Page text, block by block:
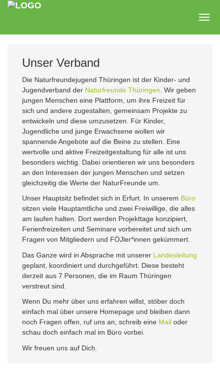
Zum
Unser Verband
Die Naturfreundejugend Thüringen ist der Kinder- und
Jugendverband der Naturfreunde Thüringen . Wir geben
jungen Menschen eine Plattform, um ihre Freizeit für
sich und andere zugestalten, gemeinsam Projekte zu
entwickeln und diese umzusetzen. Für Kinder,
Jugendliche und junge Erwachsene wollen wir
spannende Angebote auf die Beine zu stellen. Eine
wertvolle und aktive Freizeitgestaltung für alle ist uns
besonders wichtig. Dabei orientieren wir uns besonders
an den Interessen der jungen Menschen und setzen
gleichzeitig die Werte der NaturFreunde um.
Unser Hauptsitz befindet sich in Erfurt. In unserem Büro
sitzen viele Hauptamtliche und zwei Freiwillige, die alles
am laufen halten. Dort werden Projekttage konzipiert,
Ferienfreizeiten und Seminare vorbereitet und sich um
Fragen von Mitgliedern und FÖJler*innen gekümmert.
Das Ganze wird in Absprache mit unserer Landesleitung
geplant, koordiniert und durchgeführt. Diese besteht
derzeit aus 7 Personen, die im Raum Thüringen
verstreut sind.
Wenn Du mehr über uns erfahren willst, stöber doch
einfach mal über unsere Homepage und bleiben dann
noch Fragen offen, ruf uns an, schreib eine Mail oder
schau doch einfach mal im Büro vorbei.
Wir freuen uns auf Dich.